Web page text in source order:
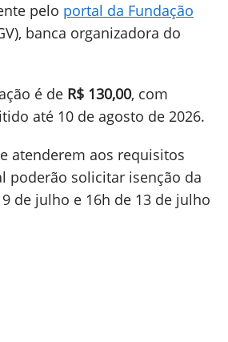
pelo portal da Fundação
banca organizadora do
é de R$ 130,00, com
até 10 de agosto de 2026.
atenderem aos requisitos
poderão solicitar isenção da
de julho e 16h de 13 de julho